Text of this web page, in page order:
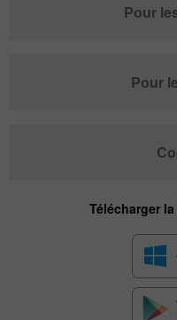
Pour
Pour
Télécharger